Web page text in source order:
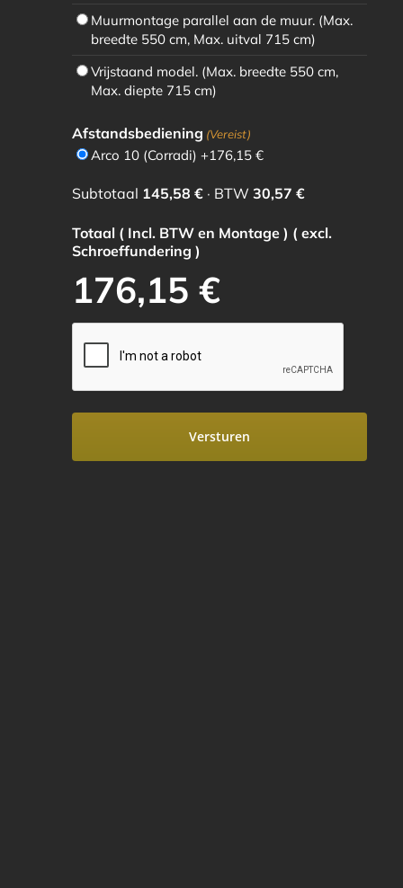
Muurmontage parallel aan de muur. (Max.
breedte 550 cm, Max. uitval 715 cm)
Vrijstaand model. (Max. breedte 550 cm,
Max. diepte 715 cm)
Afstandsbediening (Vereist)
Arco 10 (Corradi) +176,15 €
Subtotaal 145,58 € · BTW 30,57 €
Totaal ( Incl. BTW en Montage ) ( excl.
Schroeffundering )